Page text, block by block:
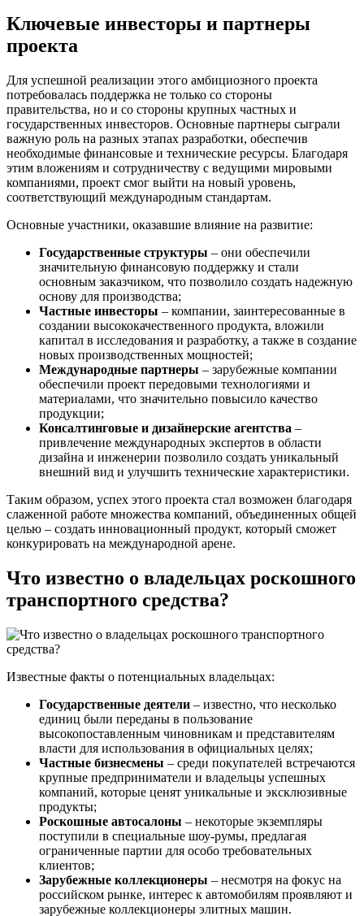
Ключевые инвесторы и партнеры
проекта
Для успешной реализации этого амбициозного проекта
потребовалась поддержка не только со стороны
правительства, но и со стороны крупных частных и
государственных инвесторов. Основные партнеры сыграли
важную роль на разных этапах разработки, обеспечив
необходимые финансовые и технические ресурсы. Благодаря
этим вложениям и сотрудничеству с ведущими мировыми
компаниями, проект смог выйти на новый уровень,
соответствующий международным стандартам.
Основные участники, оказавшие влияние на развитие:
Государственные структуры – они обеспечили
значительную финансовую поддержку и стали
основным заказчиком, что позволило создать надежную
основу для производства;
Частные инвесторы – компании, заинтересованные в
создании высококачественного продукта, вложили
капитал в исследования и разработку, а также в создание
новых производственных мощностей;
Международные партнеры – зарубежные компании
обеспечили проект передовыми технологиями и
материалами, что значительно повысило качество
продукции;
Консалтинговые и дизайнерские агентства –
привлечение международных экспертов в области
дизайна и инженерии позволило создать уникальный
внешний вид и улучшить технические характеристики.
Таким образом, успех этого проекта стал возможен благодаря
слаженной работе множества компаний, объединенных общей
целью – создать инновационный продукт, который сможет
конкурировать на международной арене.
Что известно о владельцах роскошного
транспортного средства?
Известные факты о потенциальных владельцах:
Государственные деятели – известно, что несколько
единиц были переданы в пользование
высокопоставленным чиновникам и представителям
власти для использования в официальных целях;
Частные бизнесмены – среди покупателей встречаются
крупные предприниматели и владельцы успешных
компаний, которые ценят уникальные и эксклюзивные
продукты;
Роскошные автосалоны – некоторые экземпляры
поступили в специальные шоу-румы, предлагая
ограниченные партии для особо требовательных
клиентов;
Зарубежные коллекционеры – несмотря на фокус на
российском рынке, интерес к автомобилям проявляют и
зарубежные коллекционеры элитных машин.